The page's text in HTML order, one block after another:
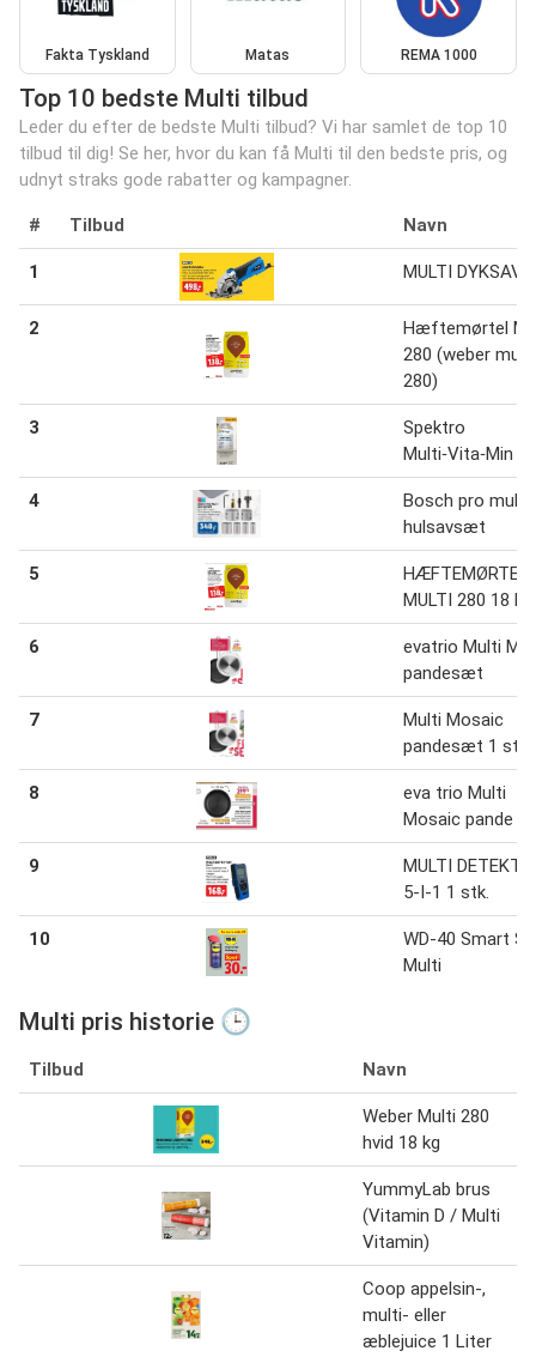
Fakta Tyskland Matas REMA 1000
Top 10 bedste Multi tilbud
Leder du efter de bedste Multi tilbud? Vi har samlet de top 10
tilbud til dig! Se her, hvor du kan få Multi til den bedste pris, og
udnyt straks gode rabatter og kampagner.
# Tilbud Navn
1 MULTI DYKSAV
2
Hæftemørtel
280 (weber multi
280)
3
Spektro
Multi‑Vita‑Min
4
Bosch pro multi
hulsavsæt
5
HÆFTEMØRTEL
MULTI 280 18 kg
6
evatrio Multi
pandesæt
7
Multi Mosaic
pandesæt 1 stk.
8
eva trio Multi
Mosaic pande 1
9
MULTI
5-I-1 1 stk.
10
WD-40 Smart
Multi
Multi pris historie 🕒
Tilbud Navn
Weber Multi 280
hvid 18 kg
YummyLab brus
(Vitamin D / Multi
Vitamin)
Coop appelsin-,
multi- eller
æblejuice 1 Liter